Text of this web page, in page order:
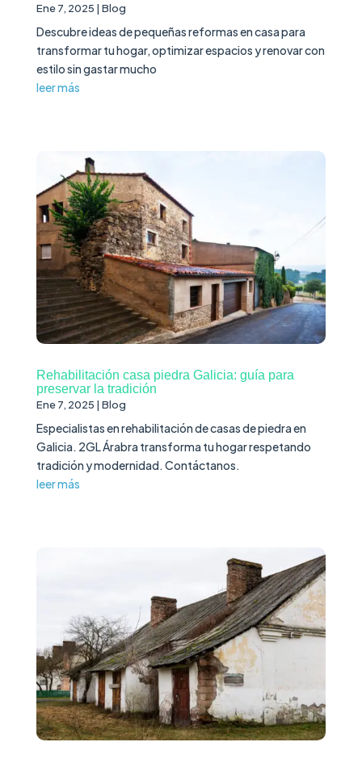
Ene 7, 2025 | Blog
Descubre ideas de pequeñas reformas en casa para
transformar tu hogar, optimizar espacios y renovar con
estilo sin gastar mucho
leer más
Rehabilitación casa piedra Galicia: guía para
preservar la tradición
Ene 7, 2025 | Blog
Especialistas en rehabilitación de casas de piedra en
Galicia. 2GL Árabra transforma tu hogar respetando
tradición y modernidad. Contáctanos.
leer más